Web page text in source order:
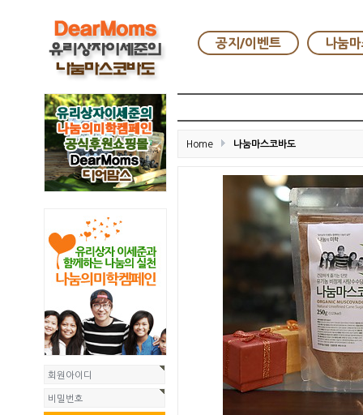
공지/이벤트 나눔
회원아이디
비밀번호
Home 나눔마스코바도